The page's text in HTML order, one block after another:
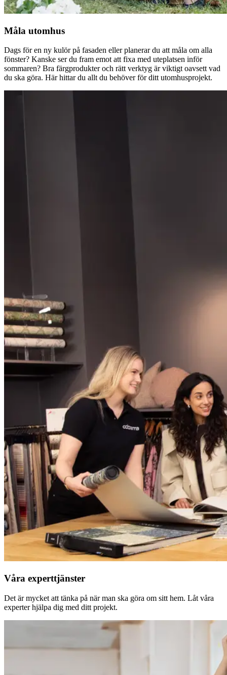
Måla utomhus
Dags för en ny kulör på fasaden eller planerar du att måla om alla
fönster? Kanske ser du fram emot att fixa med uteplatsen inför
sommaren? Bra färgprodukter och rätt verktyg är viktigt oavsett vad
du ska göra. Här hittar du allt du behöver för ditt utomhusprojekt.
Våra experttjänster
Det är mycket att tänka på när man ska göra om sitt hem. Låt våra
experter hjälpa dig med ditt projekt.